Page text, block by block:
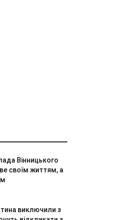
Вінницького
своїм життям, а
виключили з